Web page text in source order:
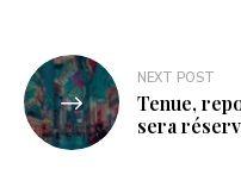
Navigation
de
l’article
NEXT POST
Tenue,
sera